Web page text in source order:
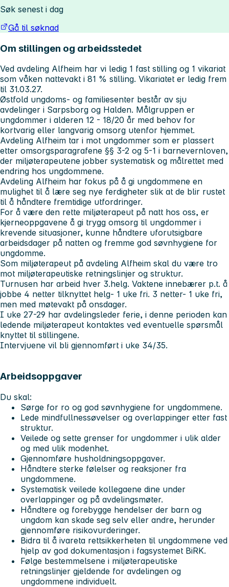
Søk senest i dag
Gå til søknad
Om stillingen og arbeidsstedet
Ved avdeling Alfheim har vi ledig 1 fast stilling og 1 vikariat
som våken nattevakt i 81 % stilling. Vikariatet er ledig frem
til 31.03.27.
Østfold ungdoms- og familiesenter består av sju
avdelinger i Sarpsborg og Halden. Målgruppen er
ungdommer i alderen 12 - 18/20 år med behov for
kortvarig eller langvarig omsorg utenfor hjemmet.
Avdeling Alfheim tar i mot ungdommer som er plassert
etter omsorgsparagrafene §§ 3-2 og 5-1 i barnevernloven,
der miljøterapeutene jobber systematisk og målrettet med
endring hos ungdommene.
Avdeling Alfheim har fokus på å gi ungdommene en
mulighet til å lære seg nye ferdigheter slik at de blir rustet
til å håndtere fremtidige utfordringer.
For å være den rette miljøterapeut på natt hos oss, er
kjerneoppgavene å gi trygg omsorg til ungdommer i
krevende situasjoner, kunne håndtere uforutsigbare
arbeidsdager på natten og fremme god søvnhygiene for
ungdomme.
Som miljøterapeut på avdeling Alfheim skal du være tro
mot miljøterapeutiske retningslinjer og struktur.
Turnusen har arbeid hver 3.helg. Vaktene innebærer p.t. å
jobbe 4 netter tilknyttet helg- 1 uke fri. 3 netter- 1 uke fri,
men med møtevakt på onsdager.
I uke 27-29 har avdelingsleder ferie, i denne perioden kan
ledende miljøterapeut kontaktes ved eventuelle spørsmål
knyttet til stillingene.
Intervjuene vil bli gjennomført i uke 34/35.
Arbeidsoppgaver
Du skal:
Sørge for ro og god søvnhygiene for ungdommene.
Lede mindfullnessøvelser og overlappinger etter fast
struktur.
Veilede og sette grenser for ungdommer i ulik alder
og med ulik modenhet.
Gjennomføre husholdningsoppgaver.
Håndtere sterke følelser og reaksjoner fra
ungdommene.
Systematisk veilede kollegaene dine under
overlappinger og på avdelingsmøter.
Håndtere og forebygge hendelser der barn og
ungdom kan skade seg selv eller andre, herunder
gjennomføre risikovurderinger.
Bidra til å ivareta rettsikkerheten til ungdommene ved
hjelp av god dokumentasjon i fagsystemet BiRK.
Følge bestemmelsene i miljøterapeutiske
retningslinjer gjeldende for avdelingen og
ungdommene individuelt.